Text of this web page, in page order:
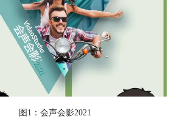
图1：会声会影2021